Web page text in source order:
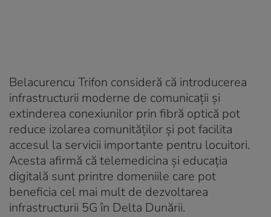
Belacurencu Trifon consideră că introducerea
infrastructurii moderne de comunicații și
extinderea conexiunilor prin fibră optică pot
reduce izolarea comunităților și pot facilita
accesul la servicii importante pentru locuitori.
Acesta afirmă că telemedicina și educația
digitală sunt printre domeniile care pot
beneficia cel mai mult de dezvoltarea
infrastructurii 5G în Delta Dunării.